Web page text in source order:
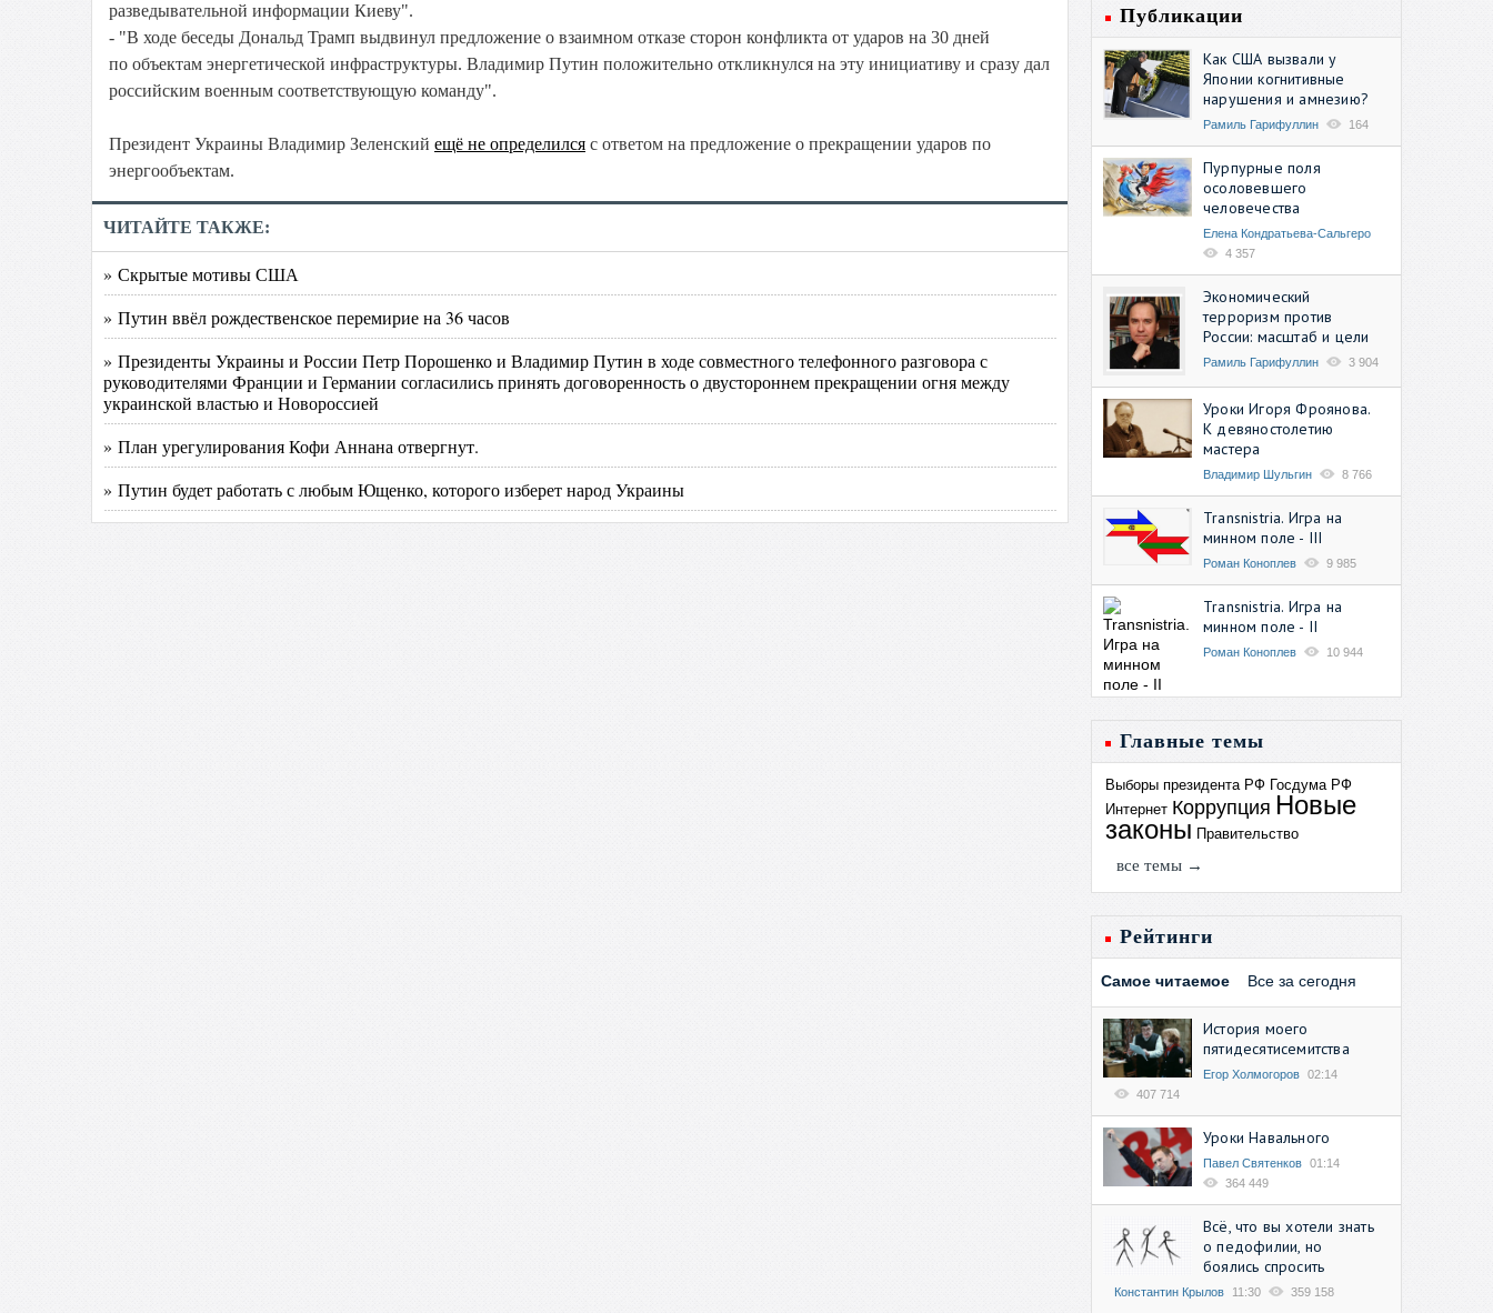
разведывательной информации Киеву".
- "В ходе беседы Дональд Трамп выдвинул предложение о взаимном отказе сторон конфликта от ударов на 30 дней
по объектам энергетической инфраструктуры. Владимир Путин положительно откликнулся на эту инициативу и сразу дал
российским военным соответствующую команду".
Президент Украины Владимир Зеленский ещё не определился с ответом на предложение о прекращении ударов по
энергообъектам.
ЧИТАЙТЕ ТАКЖЕ:
» Скрытые мотивы США
» Путин ввёл рождественское перемирие на 36 часов
» Президенты Украины и России Петр Порошенко и Владимир Путин в ходе совместного телефонного разговора с
руководителями Франции и Германии согласились принять договоренность о двустороннем прекращении огня между
украинской властью и Новороссией
» План урегулирования Кофи Аннана отвергнут.
» Путин будет работать с любым Ющенко, которого изберет народ Украины
Публикации
Как США вызвали у
Японии когнитивные
нарушения и амнезию?
Рамиль Гарифуллин 164
Пурпурные поля
осоловевшего
человечества
Елена Кондратьева-Сальгеро
4 357
Экономический
терроризм против
России: масштаб и цели
Рамиль Гарифуллин 3 904
Уроки Игоря Фроянова.
К девяностолетию
мастера
Владимир Шульгин 8 766
Transnistria. Игра на
минном поле - III
Роман Коноплев 9 985
Transnistria. Игра на
минном поле - II
Роман Коноплев 10 944
Главные темы
Выборы президента РФ Госдума РФ
Интернет Коррупция Новые
законы Правительство
все темы →
Рейтинги
Самое читаемое Все за сегодня
История моего
пятидесятисемитства
Егор Холмогоров 02:14
407 714
Уроки Навального
Павел Святенков 01:14
364 449
Всё, что вы хотели знать
о педофилии, но
боялись спросить
Константин Крылов 11:30 359 158